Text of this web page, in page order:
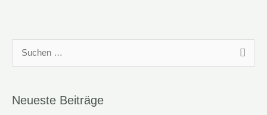
h
Neueste Beiträge